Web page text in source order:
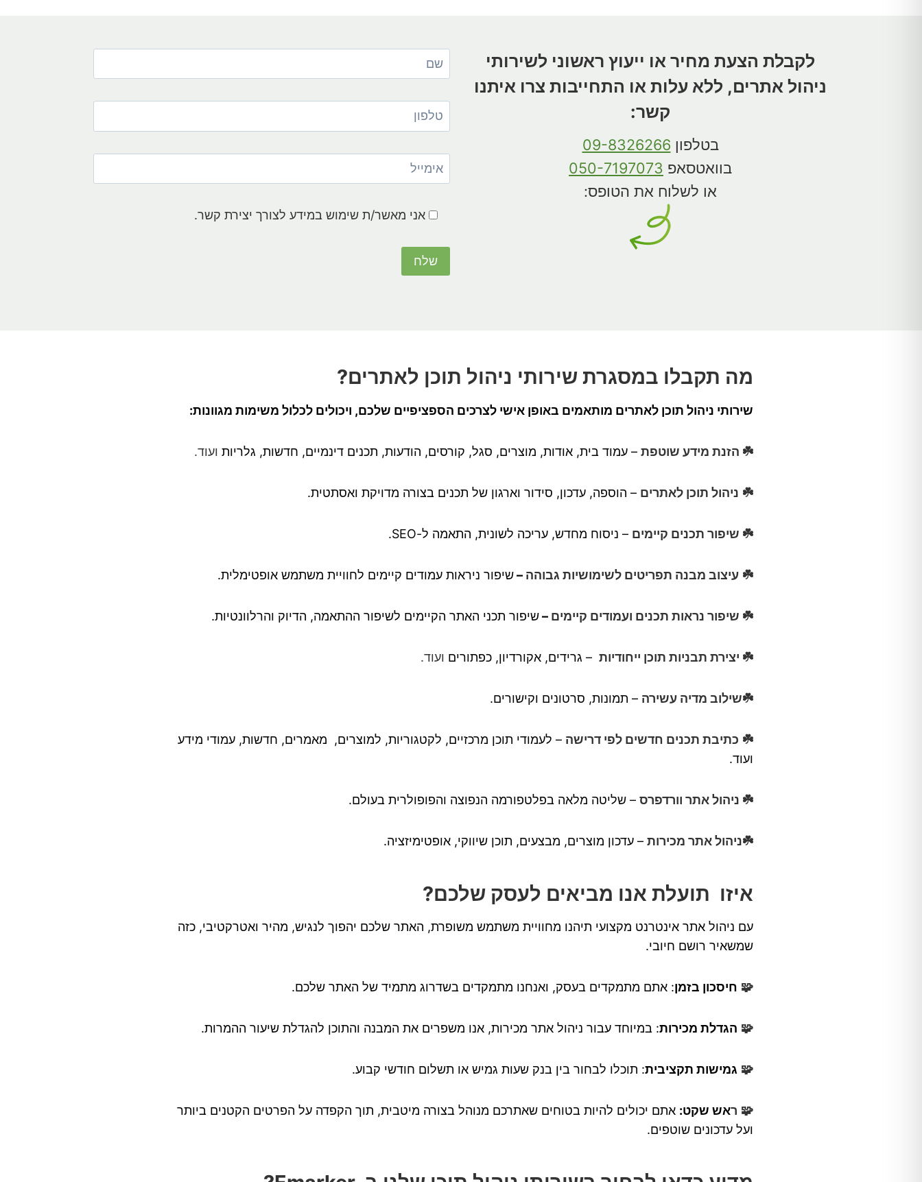
לקבלת הצעת מחיר או ייעוץ ראשוני לשירותי
ניהול אתרים, ללא עלות או התחייבות צרו איתנו
קשר:
בטלפון 09-8326266
בוואטסאפ 050-7197073
או לשלוח את הטופס:
אני מאשר/ת שימוש במידע לצורך יצירת קשר.
מה תקבלו במסגרת שירותי ניהול תוכן לאתרים?
שירותי ניהול תוכן לאתרים מותאמים באופן אישי לצרכים הספציפיים שלכם, ויכולים לכלול משימות מגוונות:
☘️ הזנת מידע שוטפת – עמוד בית, אודות, מוצרים, סגל, קורסים, הודעות, תכנים דינמיים, חדשות, גלריות ועוד.
☘️ ניהול תוכן לאתרים – הוספה, עדכון, סידור וארגון של תכנים בצורה מדויקת ואסתטית.
☘️ שיפור תכנים קיימים – ניסוח מחדש, עריכה לשונית, התאמה ל-SEO.
☘️ עיצוב מבנה תפריטים לשימושיות גבוהה –שיפור ניראות עמודים קיימים לחוויית משתמש אופטימלית.
☘️ שיפור נראות תכנים ועמודים קיימים –שיפור תכני האתר הקיימים לשיפור ההתאמה, הדיוק והרלוונטיות.
☘️ יצירת תבניות תוכן ייחודיות – גרידים, אקורדיון, כפתורים ועוד.
☘️שילוב מדיה עשירה – תמונות, סרטונים וקישורים.
☘️ כתיבת תכנים חדשים לפי דרישה – לעמודי תוכן מרכזיים, לקטגוריות, למוצרים, מאמרים, חדשות, עמודי מידע
ועוד.
☘️ ניהול אתר וורדפרס – שליטה מלאה בפלטפורמה הנפוצה והפופולרית בעולם.
☘️ניהול אתר מכירות – עדכון מוצרים, מבצעים, תוכן שיווקי, אופטימיזציה.
איזו תועלת אנו מביאים לעסק שלכם?
עם ניהול אתר אינטרנט מקצועי תיהנו מחוויית משתמש משופרת, האתר שלכם יהפוך לנגיש, מהיר ואטרקטיבי, כזה
שמשאיר רושם חיובי.
🧩 חיסכון בזמן: אתם מתמקדים בעסק, ואנחנו מתמקדים בשדרוג מתמיד של האתר שלכם.
🧩 הגדלת מכירות: במיוחד עבור ניהול אתר מכירות, אנו משפרים את המבנה והתוכן להגדלת שיעור ההמרות.
🧩 גמישות תקציבית: תוכלו לבחור בין בנק שעות גמיש או תשלום חודשי קבוע.
🧩 ראש שקט: אתם יכולים להיות בטוחים שאתרכם מנוהל בצורה מיטבית, תוך הקפדה על הפרטים הקטנים ביותר
ועל עדכונים שוטפים.